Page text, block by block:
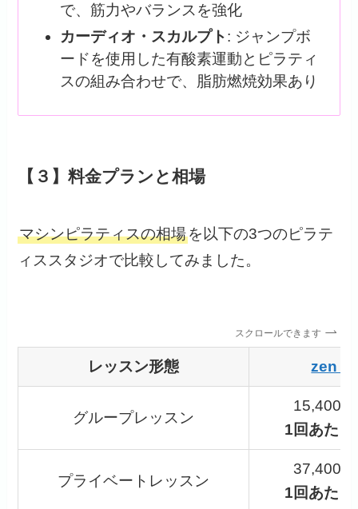
で、筋力やバランスを強化
カーディオ・スカルプト: ジャンプボ
ードを使用した有酸素運動とピラティ
スの組み合わせで、脂肪燃焼効果あり
【３】料金プランと相場
マシンピラティスの相場を以下の3つのピラテ
ィススタジオで比較してみました。
スクロールできます
レッスン形態 zen
グループレッスン
15,400
1回あた
プライベートレッスン
37,400
1回あた